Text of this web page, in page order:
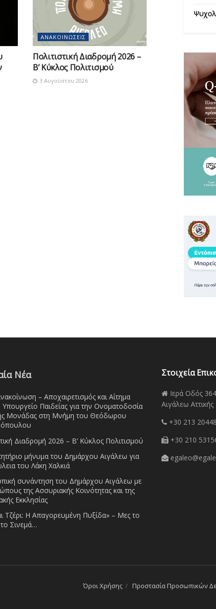
ΑΝΑΚΟΙΝΏΣΕΙΣ
Πολιτιστική Διαδρομή 2026 –
Β’ Κύκλος Πολιτισμού
3 Αυγούστου 2026
Νέα
– Αποχαιρετισμός και Αίτημα
Παιδείας για την Ονοματοδοσία
Μονάδας στη Μνήμη του Θεόδωρου
Διαδρομή 2026 – Β’ Κύκλος Πολιτισμού
μήνυμα του Δημάρχου Αιγάλεω για
του Λάκη Χαλκιά
συνάντηση του Δημάρχου Αιγάλεω με
της Ασσυριακής Κοινότητας και της
Εκκλησίας
Τζέρι: Η Απαγορευμένη Πυξίδα» – Μες το
Σινεμά…
Στοιχεία
Ιερά Οδός
Αιγάλεω Αττικής
+30 213
+30 210
Όροι Χρήσης Προστασία Προσωπικών